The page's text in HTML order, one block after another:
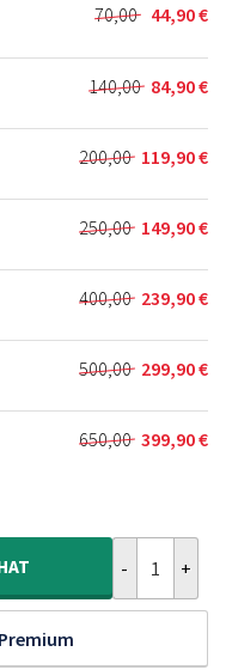
70,00
Le
prix
initial
était :
70,00 €.
44,90€
Le
prix
actuel
est :
44,90 €.
140,00
Le
prix
initial
était :
140,00 €.
84,90€
Le
prix
actuel
est :
84,90 €.
200,00
Le
prix
initial
était :
200,00 €.
119,90€
Le
prix
actuel
est :
119,90 €.
250,00
Le
prix
initial
était :
250,00 €.
149,90€
Le
prix
actuel
est :
149,90 €.
400,00
Le
prix
initial
était :
400,00 €.
239,90€
Le
prix
actuel
est :
239,90 €.
500,00
Le
prix
initial
était :
299,90€
Le
prix
actuel
est :
650,00
Le
650,00 €.
399,90€
Le
399,90 €.